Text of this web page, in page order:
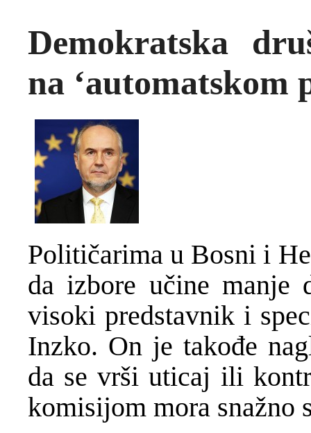
Demokratska
na ‘automatskom
Političarima u Bosni i
da izbore učine manje
visoki predstavnik i
Inzko. On je takođe
da se vrši uticaj ili
komisijom mora snažno